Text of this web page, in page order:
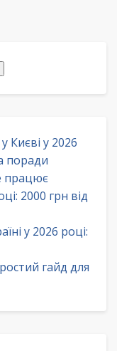
у 2026
поради
працює
2000 грн від
у 2026 році:
гайд для